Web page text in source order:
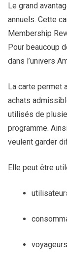
Le grand
annuels. Cette
Membership
Pour beaucoup
dans l’univers
La carte permet
achats
utilisés de
programme.
veulent garder
Elle peut être